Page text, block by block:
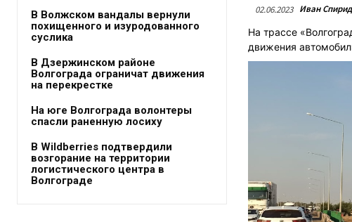
В Волжском вандалы вернули
похищенного и изуродованного
суслика
В Дзержинском районе
Волгограда ограничат движения
на перекрестке
На юге Волгограда волонтеры
спасли раненную лосиху
В Wildberries подтвердили
возгорание на территории
логистического центра в
Волгограде
02.06.2023 Иван
На трассе
движения